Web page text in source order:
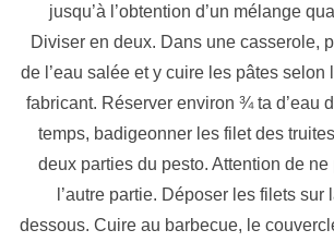
jusqu’à l’obtention d’un mélange
Diviser en deux. Dans une casserole,
de l’eau salée et y cuire les pâtes selon
fabricant. Réserver environ ¾ ta d’eau
temps, badigeonner les filet des
deux parties du pesto. Attention de
l’autre partie. Déposer les filets sur
dessous. Cuire au barbecue, le